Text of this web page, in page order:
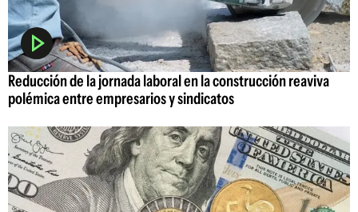
Reducción de la jornada laboral en la construcción reaviva
polémica entre empresarios y sindicatos